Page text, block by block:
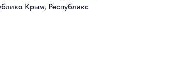
Крым, Республика